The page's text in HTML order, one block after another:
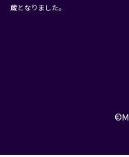
蔵となりました。